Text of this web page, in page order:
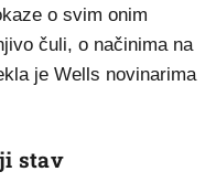
o svim onim
čuli, o načinima na
je Wells novinarima
stav